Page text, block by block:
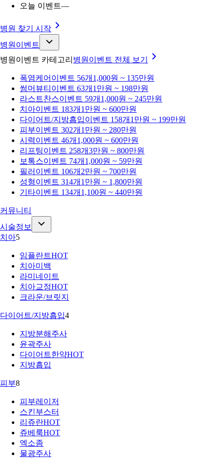
오늘 이벤트—
병원 찾기 시작
병원이벤트
병원이벤트 카테고리 병원이벤트 전체 보기
폭염케어 이벤트 56개 1,000원 ~ 135만원
썸머뷰티 이벤트 63개 1만원 ~ 198만원
라스트찬스이벤트 59개 1,000원 ~ 245만원
치아이벤트 183개 1만원 ~ 600만원
다이어트/지방흡입이벤트 158개 1만원 ~ 199만원
피부이벤트 302개 1만원 ~ 280만원
시력이벤트 46개 1,000원 ~ 600만원
리프팅이벤트 258개3만원 ~ 800만원
보톡스이벤트 74개 1,000원 ~ 59만원
필러 이벤트 106개 2만원 ~ 700만원
성형이벤트 314개 1만원 ~ 1,800만원
기타이벤트 134개 1,100원 ~ 440만원
커뮤니티
시술정보
치아5
임플란트HOT
치아미백
라미네이트
치아교정HOT
크라운/브릿지
다이어트/지방흡입4
지방분해주사
윤곽주사
다이어트한약HOT
지방흡입
피부8
피부레이저
스킨부스터
리쥬란HOT
쥬베룩HOT
엑소좀
물광주사